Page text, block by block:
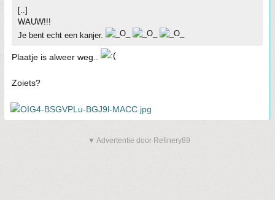
[..]
WAUW!!!
Je bent echt een kanjer.
Plaatje is alweer weg..
Zoiets?
▼ Advertentie door Refinery89